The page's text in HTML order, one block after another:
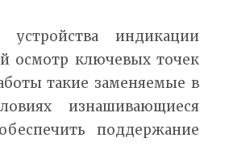
устройства индикации
осмотр ключевых точек
такие заменяемые в
изнашивающиеся
поддержание